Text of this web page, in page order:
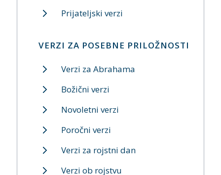
Prijateljski verzi
VERZI ZA POSEBNE PRILOŽNOSTI
Verzi za Abrahama
Božični verzi
Novoletni verzi
Poročni verzi
Verzi za rojstni dan
Verzi ob rojstvu